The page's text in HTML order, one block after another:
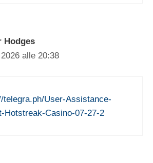
Hodges
alle 20:38
telegra.ph/User-Assistance-
Hotstreak-Casino-07-27-2